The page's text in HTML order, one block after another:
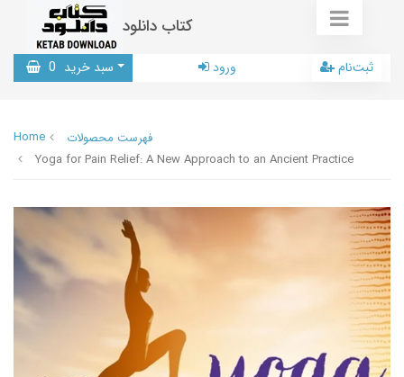
کتاب دانلود
سبد خرید 0 ورود ثبت‌نام
Home
فهرست محصولات
Yoga for Pain Relief: A New Approach to an Ancient Practice